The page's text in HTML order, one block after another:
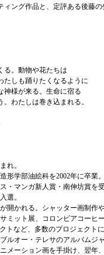
ィング作品と、定評ある後藤
る。動物や花たちは
たしも踊りたくなるように
神様が来る。生命に宿る
わたしは巻き込まれる。
れ。
形学部油絵科を2002年に卒業。
・マンガ新人賞・南伸坊賞を
選。
開かれる。シャッター画制作
ミット展、コロンビアコーヒ
クトなど、多数のプロジェクト
ルオー・テレサのアルバムジ
メーション画を手掛け、翌年